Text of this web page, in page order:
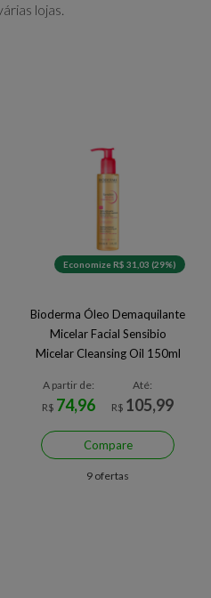
lojas.
Economize R$ 31,03 (29%)
Bioderma Óleo Demaquilante
Micelar Facial Sensibio
Micelar Cleansing Oil 150ml
A partir de:
R$ 74,96
Até:
R$ 105,99
Compare
9 ofertas